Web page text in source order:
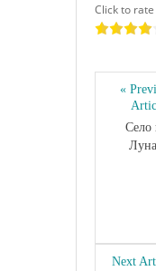
Click to
«
Село
Next